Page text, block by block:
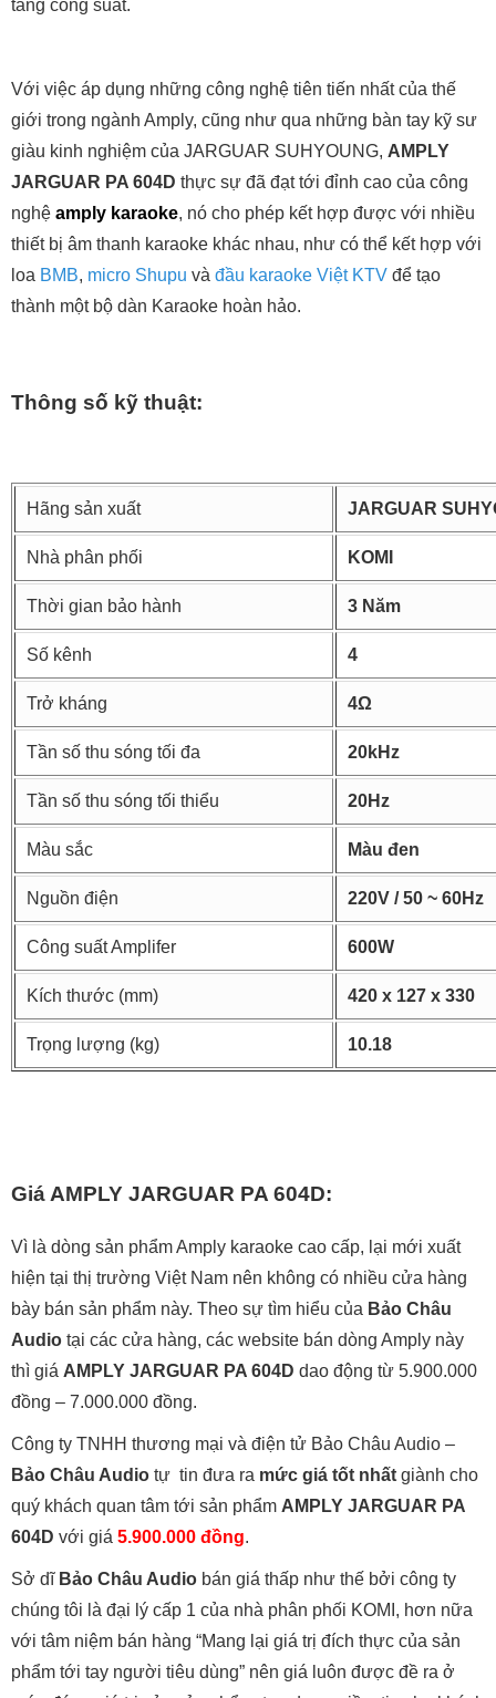
tăng công suất.
Với việc áp dụng những công nghệ tiên tiến nhất của thế
giới trong ngành Amply, cũng như qua những bàn tay kỹ sư
giàu kinh nghiệm của JARGUAR SUHYOUNG, AMPLY
JARGUAR PA 604D thực sự đã đạt tới đỉnh cao của công
nghệ amply karaoke, nó cho phép kết hợp được với nhiều
thiết bị âm thanh karaoke khác nhau, như có thể kết hợp với
loa BMB, micro Shupu và đầu karaoke Việt KTV để tạo
thành một bộ dàn Karaoke hoàn hảo.
Thông số kỹ thuật:
Hãng sản xuất JARGUAR
Nhà phân phối KOMI
Thời gian bảo hành 3 Năm
Số kênh 4
Trở kháng 4Ω
Tần số thu sóng tối đa 20kHz
Tần số thu sóng tối thiểu 20Hz
Màu sắc Màu đen
Nguồn điện 220V / 50 ~ 60Hz
Công suất Amplifer 600W
Kích thước (mm) 420 x 127 x 330
Trọng lượng (kg) 10.18
Giá AMPLY JARGUAR PA 604D:
Vì là dòng sản phẩm Amply karaoke cao cấp, lại mới xuất
hiện tại thị trường Việt Nam nên không có nhiều cửa hàng
bày bán sản phẩm này. Theo sự tìm hiểu của Bảo Châu
Audio tại các cửa hàng, các website bán dòng Amply này
thì giá AMPLY JARGUAR PA 604D dao động từ 5.900.000
đồng – 7.000.000 đồng.
Công ty TNHH thương mại và điện tử Bảo Châu Audio –
Bảo Châu Audio tự tin đưa ra mức giá tốt nhất giành cho
quý khách quan tâm tới sản phẩm AMPLY JARGUAR PA
604D với giá 5.900.000 đồng.
Sở dĩ Bảo Châu Audio bán giá thấp như thế bởi công ty
chúng tôi là đại lý cấp 1 của nhà phân phối KOMI, hơn nữa
với tâm niệm bán hàng “Mang lại giá trị đích thực của sản
phẩm tới tay người tiêu dùng” nên giá luôn được đề ra ở